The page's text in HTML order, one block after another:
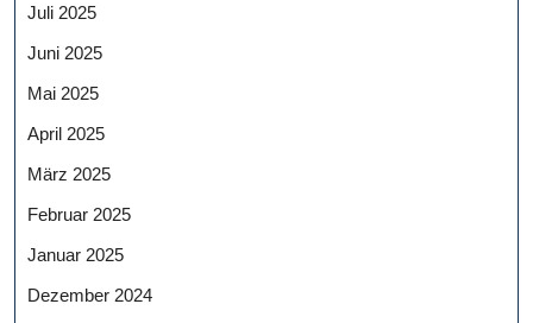
Juli 2025
Juni 2025
Mai 2025
April 2025
März 2025
Februar 2025
Januar 2025
Dezember 2024